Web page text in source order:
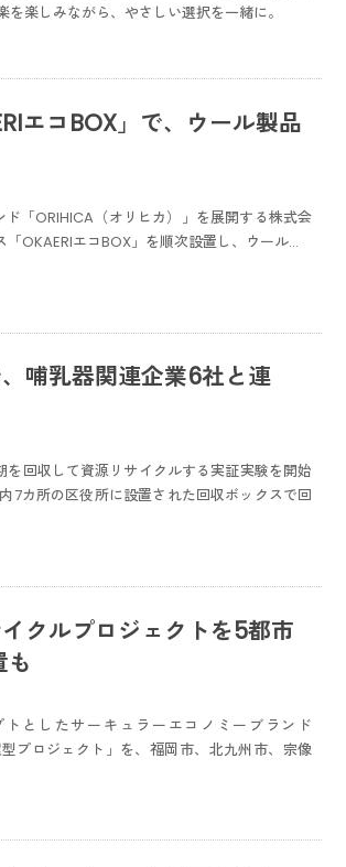
楽しみながら、やさしい選択を一緒に。
エコBOX」で、ウール製品
「ORIHICA（オリヒカ）」を展開する株式会
OKAERIエコBOX」を順次設置し、ウール…
哺乳器関連企業6社と連
回収して資源リサイクルする実証実験を開始
カ所の区役所に設置された回収ボックスで回
クルプロジェクトを5都市
としたサーキュラーエコノミーブランド
プロジェクト」を、福岡市、北九州市、宗像